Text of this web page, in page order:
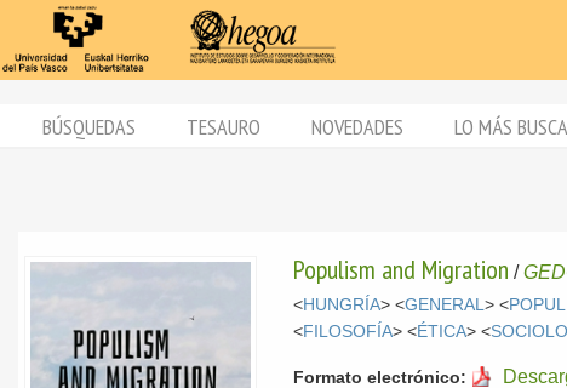
BÚSQUEDAS TESAURO NOVEDADES LO MÁS
Populism and Migration /
<HUNGRÍA> <GENERAL> <
<FILOSOFÍA> <ÉTICA> <
Formato electrónico: